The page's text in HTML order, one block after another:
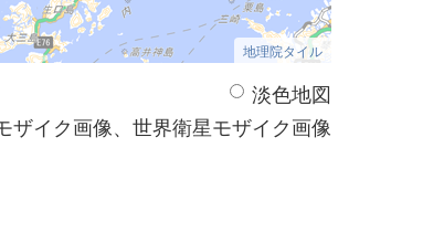
地理院タイル
淡色地図
イク画像、世界衛星モザイク画像